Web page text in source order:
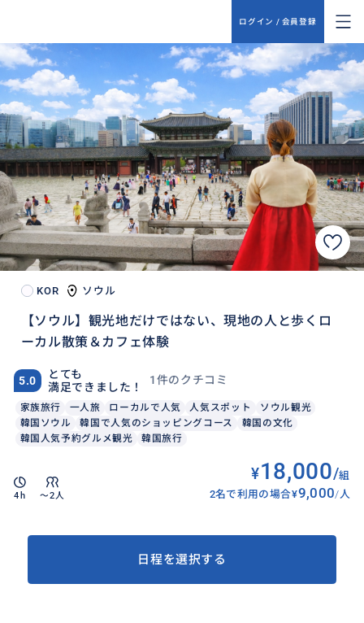
ログイン / 会員登録
KOR ソウル
【ソウル】観光地だけではない、現地の人と歩くロ
ーカル散策＆カフェ体験
5.0
とても
満足できました！
1件のクチコミ
家族旅行 一人旅 ローカルで人気 人気スポット
ソウル観光
韓国ソウル
韓国で人気のショッピングコース
韓国の文化
韓国人気予約グルメ観光
韓国旅行
4h 〜2人
¥18,000/組
2名で利用の場合¥9,000/ 人
日程を選択する